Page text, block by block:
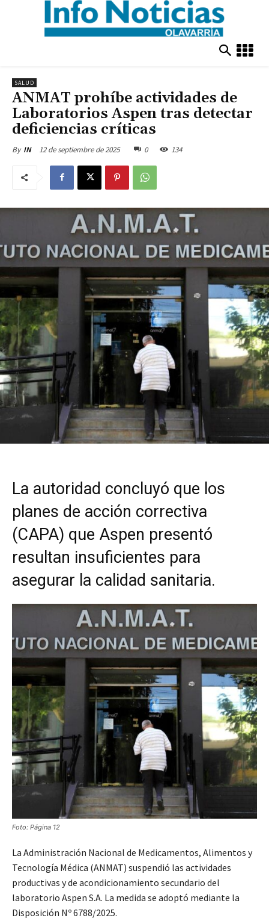
SALUD
ANMAT prohíbe actividades de
Laboratorios Aspen tras detectar
deficiencias críticas
By IN 12 de septiembre de 2025 0 134
La autoridad concluyó que los
planes de acción correctiva
(CAPA) que Aspen presentó
resultan insuficientes para
asegurar la calidad sanitaria.
Foto: Página 12
La Administración Nacional de Medicamentos, Alimentos y
Tecnología Médica (ANMAT) suspendió las actividades
productivas y de acondicionamiento secundario del
laboratorio Aspen S.A. La medida se adoptó mediante la
Disposición Nº 6788/2025.